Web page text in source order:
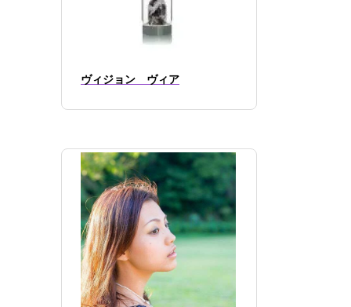
ヴィジョン ヴィア